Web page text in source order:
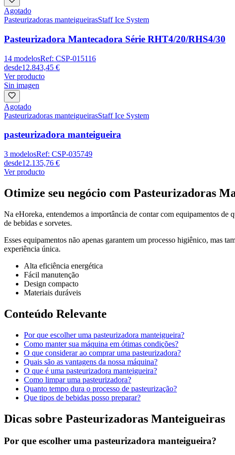
Agotado
Pasteurizadoras manteigueirasStaff Ice System
Pasteurizadora Mantecadora Série RHT4/20/RHS4/30
14 modelosRef: CSP-015116
desde12.843,45 €
Ver producto
Sin imagen
Agotado
Pasteurizadoras manteigueirasStaff Ice System
pasteurizadora manteigueira
3 modelosRef: CSP-035749
desde12.135,76 €
Ver producto
Otimize seu negócio com Pasteurizadoras
Na eHoreka, entendemos a importância de contar com equipamentos de
de bebidas e sorvetes.
Esses equipamentos não apenas garantem um processo higiênico, mas
experiência única.
Alta eficiência energética
Fácil manutenção
Design compacto
Materiais duráveis
Conteúdo Relevante
Por que escolher uma pasteurizadora manteigueira?
Como manter sua máquina em ótimas condições?
O que considerar ao comprar uma pasteurizadora?
Quais são as vantagens da nossa máquina?
O que é uma pasteurizadora manteigueira?
Como limpar uma pasteurizadora?
Quanto tempo dura o processo de pasteurização?
Que tipos de bebidas posso preparar?
Dicas sobre Pasteurizadoras Manteigueiras
Por que escolher uma pasteurizadora manteigueira?